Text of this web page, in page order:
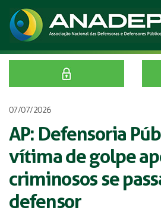
07/07/2026
AP: Defensoria
vítima de golpe
criminosos se
defensor